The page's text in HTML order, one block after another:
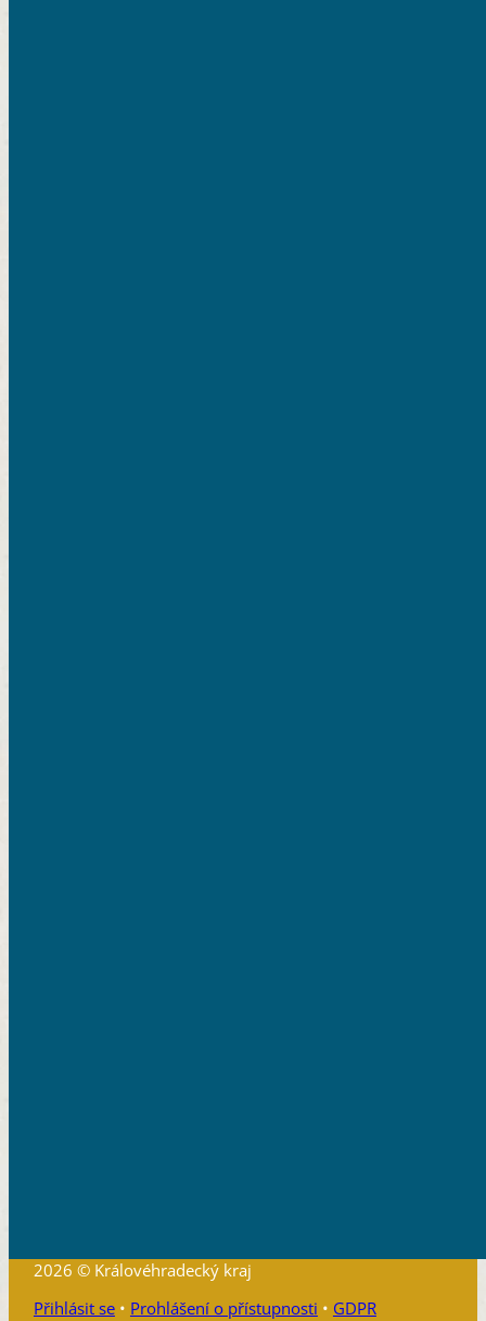
2026 © Královéhradecký kraj
Přihlásit se• Prohlášení o přístupnosti • GDPR